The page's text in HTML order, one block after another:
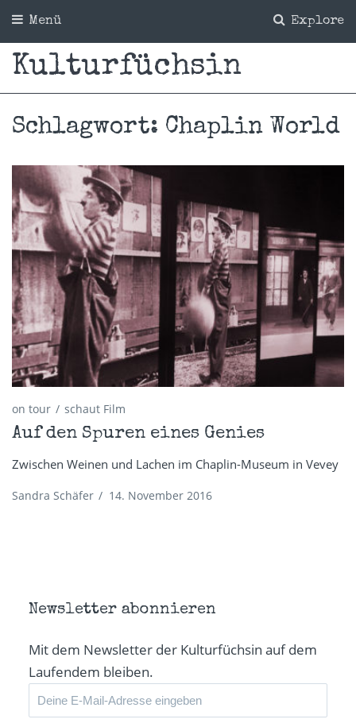
Explore
Menü
Kulturfüchsin
Schlagwort: Chaplin World
on tour schaut Film
Auf den Spuren eines Genies
Zwischen Weinen und Lachen im Chaplin-Museum in Vevey
Sandra Schäfer / 14. November 2016
Newsletter abonnieren
Mit dem Newsletter der Kulturfüchsin auf dem
Laufendem bleiben.